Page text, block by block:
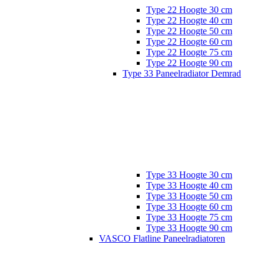
Type 22 Hoogte 30 cm
Type 22 Hoogte 40 cm
Type 22 Hoogte 50 cm
Type 22 Hoogte 60 cm
Type 22 Hoogte 75 cm
Type 22 Hoogte 90 cm
Type 33 Paneelradiator Demrad
Type 33 Hoogte 30 cm
Type 33 Hoogte 40 cm
Type 33 Hoogte 50 cm
Type 33 Hoogte 60 cm
Type 33 Hoogte 75 cm
Type 33 Hoogte 90 cm
VASCO Flatline Paneelradiatoren